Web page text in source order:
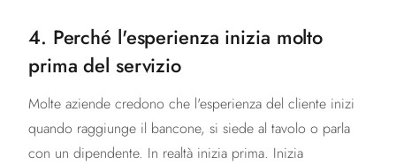
4. Perché l'esperienza inizia molto
prima del servizio
Molte aziende credono che l'esperienza del cliente inizi
quando raggiunge il bancone, si siede al tavolo o parla
con un dipendente. In realtà inizia prima. Inizia